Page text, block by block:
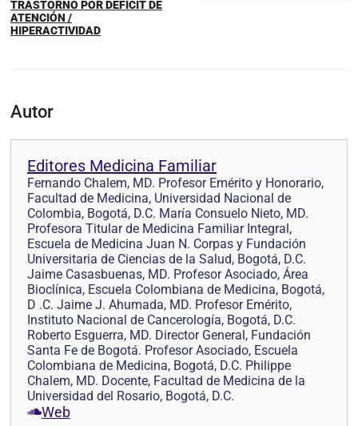
TRASTORNO POR DÉFICIT DE
ATENCIÓN /
HIPERACTIVIDAD
Autor
Editores Medicina Familiar
Fernando Chalem, MD. Profesor Emérito y Honorario,
Facultad de Medicina, Universidad Nacional de
Colombia, Bogotá, D.C. María Consuelo Nieto, MD.
Profesora Titular de Medicina Familiar Integral,
Escuela de Medicina Juan N. Corpas y Fundación
Universitaria de Ciencias de la Salud, Bogotá, D.C.
Jaime Casasbuenas, MD. Profesor Asociado, Área
Bioclínica, Escuela Colombiana de Medicina, Bogotá,
D .C. Jaime J. Ahumada, MD. Profesor Emérito,
Instituto Nacional de Cancerología, Bogotá, D.C.
Roberto Esguerra, MD. Director General, Fundación
Santa Fe de Bogotá. Profesor Asociado, Escuela
Colombiana de Medicina, Bogotá, D.C. Philippe
Chalem, MD. Docente, Facultad de Medicina de la
Universidad del Rosario, Bogotá, D.C.
Web